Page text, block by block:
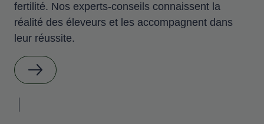
fertilité. Nos experts-conseils connaissent la
réalité des éleveurs et les accompagnent dans
leur réussite.